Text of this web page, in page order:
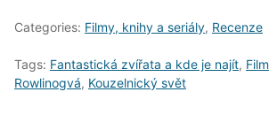
Categories: Filmy, knihy a seriály, Recenze
Tags: Fantastická zvířata a kde je najít, Film
Rowlinogvá, Kouzelnický svět